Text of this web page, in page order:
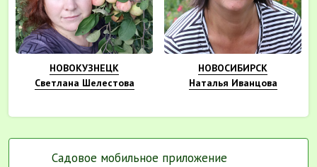
НОВОКУЗНЕЦК
Светлана Шелестова
НОВОСИБИРСК
Наталья Иванцова
Садовое мобильное приложение